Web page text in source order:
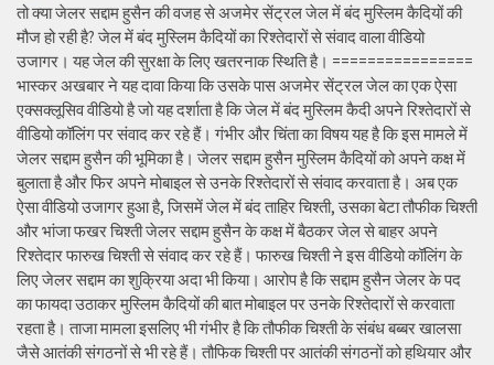
तो क्या जेलर सद्दाम हुसैन की वजह से अजमेर सेंट्रल जेल में बंद मुस्लिम कैदियों की
मौज हो रही है? जेल में बंद मुस्लिम कैदियों का रिश्तेदारों से संवाद वाला वीडियो
उजागर। यह जेल की सुरक्षा के लिए खतरनाक स्थिति है। ================
भास्कर अखबार ने यह दावा किया कि उसके पास अजमेर सेंट्रल जेल का एक ऐसा
एक्सक्लूसिव वीडियो है जो यह दर्शाता है कि जेल में बंद मुस्लिम कैदी अपने रिश्तेदारों से
वीडियो कॉलिंग पर संवाद कर रहे हैं। गंभीर और चिंता का विषय यह है कि इस मामले में
जेलर सद्दाम हुसैन की भूमिका है। जेलर सद्दाम हुसैन मुस्लिम कैदियों को अपने कक्ष में
बुलाता है और फिर अपने मोबाइल से उनके रिश्तेदारों से संवाद करवाता है। अब एक
ऐसा वीडियो उजागर हुआ है, जिसमें जेल में बंद ताहिर चिश्ती, उसका बेटा तौफीक चिश्ती
और भांजा फखर चिश्ती जेलर सद्दाम हुसैन के कक्ष में बैठकर जेल से बाहर अपने
रिश्तेदार फारुख चिश्ती से संवाद कर रहे हैं। फारुख चिश्ती ने इस वीडियो कॉलिंग के
लिए जेलर सद्दाम का शुक्रिया अदा भी किया। आरोप है कि सद्दाम हुसैन जेलर के पद
का फायदा उठाकर मुस्लिम कैदियों की बात मोबाइल पर उनके रिश्तेदारों से करवाता
रहता है। ताजा मामला इसलिए भी गंभीर है कि तौफीक चिश्ती के संबंध बब्बर खालसा
जैसे आतंकी संगठनों से भी रहे हैं। तौफिक चिश्ती पर आतंकी संगठनों को हथियार और